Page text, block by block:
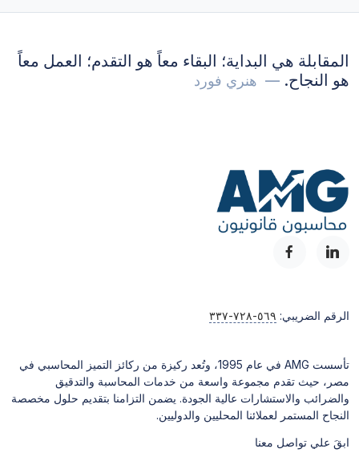
المقابلة هي البداية؛ البقاء معاً هو التقدم؛ العمل معاً
هو النجاح.
هنري فورد
الرقم الضريبي: ٣٣٧-٧٢٨-٥٦٩
تأسست AMG في عام 1995، وتُعد ركيزة من ركائز التميز المحاسبي في
مصر، حيث تقدم مجموعة واسعة من خدمات المحاسبة والتدقيق
والضرائب والاستشارات عالية الجودة. يضمن التزامنا بتقديم حلول مخصصة
النجاح المستمر لعملائنا المحليين والدوليين.
ابقَ علي تواصل معنا